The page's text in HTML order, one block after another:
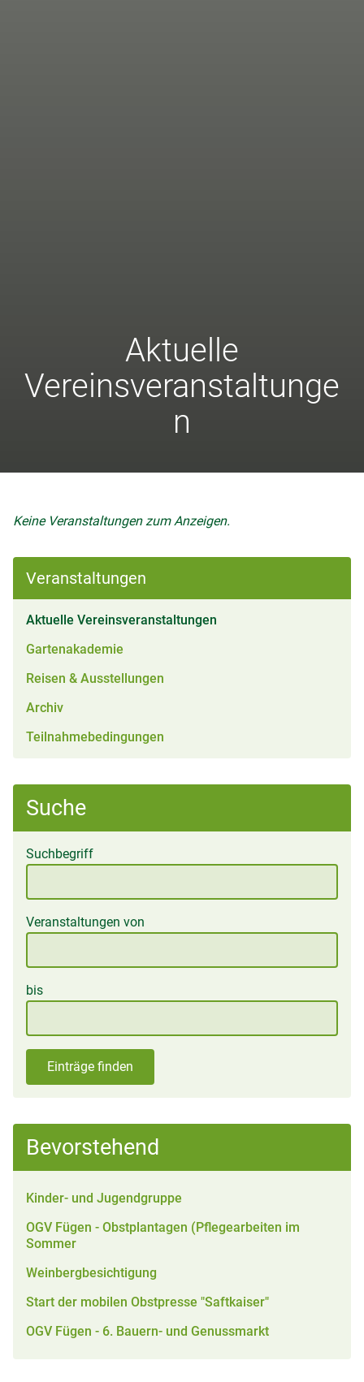
Aktuelle
Vereinsveranstaltunge
n
Veranstaltungen
Aktuelle Vereinsveranstaltungen
Gartenakademie
Reisen & Ausstellungen
Archiv
Teilnahmebedingungen
Suche
Suchbegriff
Veranstaltungen von
bis
Einträge finden
Bevorstehend
Kinder- und Jugendgruppe
OGV Fügen - Obstplantagen (Pflegearbeiten im
Sommer
Weinbergbesichtigung
Start der mobilen Obstpresse "Saftkaiser"
OGV Fügen - 6. Bauern- und Genussmarkt
Keine Veranstaltungen zum Anzeigen.